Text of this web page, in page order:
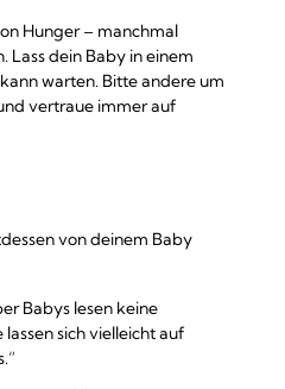
Hunger – manchmal
Lass dein Baby in einem
warten. Bitte andere um
vertraue immer auf
von deinem Baby
Babys lesen keine
sich vielleicht auf